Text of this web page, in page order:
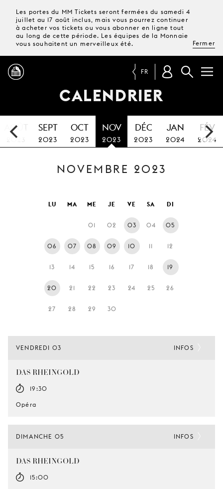
Les portes du MM Tickets seront fermées du samedi 4
juillet au 17 août inclus, mais vous pourrez continuer
à acheter vos tickets ou vous abonner en ligne tout
au long de cette période. Les équipes de la Monnaie
vous souhaitent un merveilleux été.
Fermer
PROGRAMME
MAGAZINE
TICKETS &
ABONNEMENTS
VISITE
JEUNE
PUBLIC
MONNAIE
FR
CALENDRIER
AOÛT
2023
SEPT
2023
OCT
2023
NOV
2023
DÉC
2023
JAN
2024
FÉV
2024
NOVEMBRE 2023
LU MA ME JE VE SA DI
01 02 03 04 05
06 07 08 09 10 11 12
13 14 15 16 17 18 19
20 21 22 23 24 25 26
27 28 29 30
VENDREDI 03
DAS RHEINGOLD
19:30
Opéra
INFOS
DIMANCHE 05
DAS RHEINGOLD
15:00
INFOS